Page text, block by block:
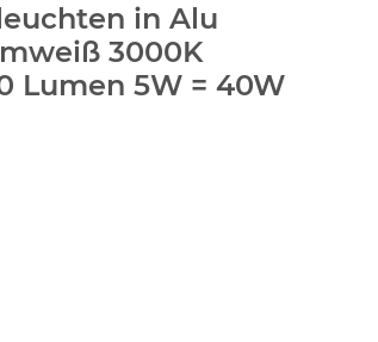
in Alu
3000K
Lumen 5W = 40W